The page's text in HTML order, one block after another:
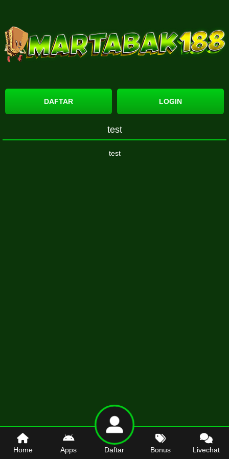
DAFTAR LOGIN
test
test
Home Apps Daftar Bonus Livechat